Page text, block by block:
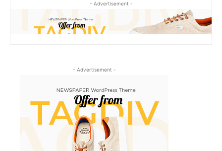
- Advertisement -
- Advertisement -